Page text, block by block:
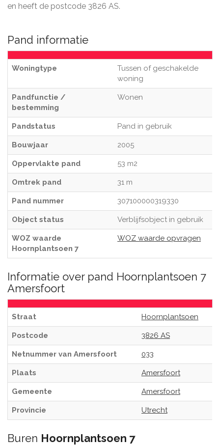
en heeft de postcode 3826 AS.
Pand informatie
Woningtype
Tussen of geschakelde
woning
Pandfunctie /
bestemming
Wonen
Pandstatus Pand in gebruik
Bouwjaar 2005
Oppervlakte pand 53 m2
Omtrek pand 31 m
Pand nummer 307100000319330
Object status Verblijfsobject in gebruik
WOZ waarde
Hoornplantsoen 7
WOZ waarde opvragen
Informatie over pand Hoornplantsoen 7
Amersfoort
Straat Hoornplantsoen
Postcode 3826 AS
Netnummer van Amersfoort 033
Plaats Amersfoort
Gemeente Amersfoort
Provincie Utrecht
Buren Hoornplantsoen 7